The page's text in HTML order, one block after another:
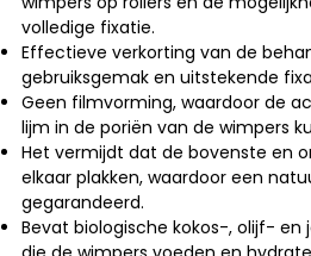
volledige fixatie.
Effectieve verkorting van de
gebruiksgemak en uitstekende
Geen filmvorming, waardoor de
lijm in de poriën van de wimpers
Het vermijdt dat de bovenste en
elkaar plakken, waardoor een
gegarandeerd.
Bevat biologische kokos-, olijf- en